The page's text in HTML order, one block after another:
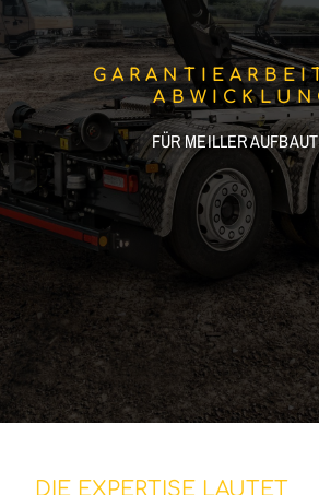
FÜR MEILLER
DIE EXPERTISE LAUTET